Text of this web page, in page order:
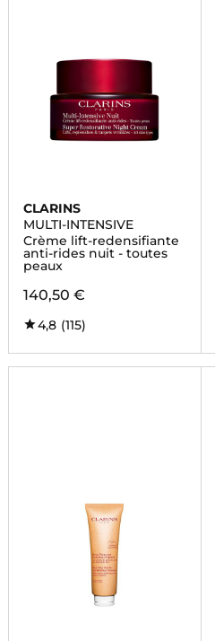
CLARINS
MULTI-INTENSIVE
Crème lift-redensifiante
anti-rides nuit - toutes
peaux
140,50 €
4,8 (115)